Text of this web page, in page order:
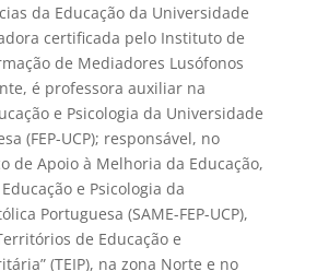
da Educação da Universidade
certificada pelo Instituto de
de Mediadores Lusófonos
é professora auxiliar na
e Psicologia da Universidade
(FEP-UCP); responsável, no
de Apoio à Melhoria da Educação,
e Psicologia da
Portuguesa (SAME-FEP-UCP),
de Educação e
(TEIP), na zona Norte e no